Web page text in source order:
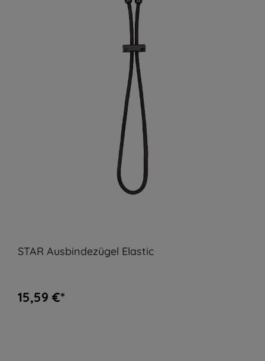
STAR Ausbindezügel Elastic
15,59 €*